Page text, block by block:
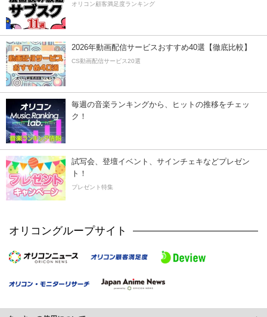
オリコン顧客満足度ランキング
2026年動画配信サービスおすすめ40選【徹底比較】
CS動画配信サービス20選
毎週の音楽ランキングから、ヒットの推移をチェッ
ク！
試写会、登壇イベント、サインチェキなどプレゼン
ト！
プレゼント特集
オリコングループサイト